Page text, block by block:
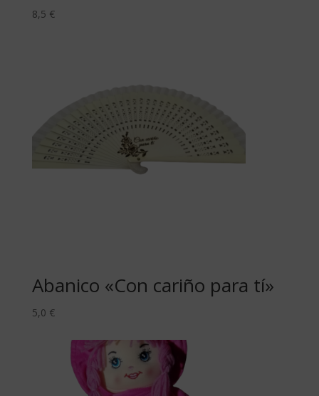
8,5 €
Abanico «Con cariño para tí»
5,0 €